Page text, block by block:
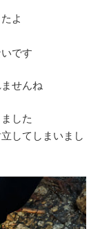
よ
です
せんね
した
してしまいまし